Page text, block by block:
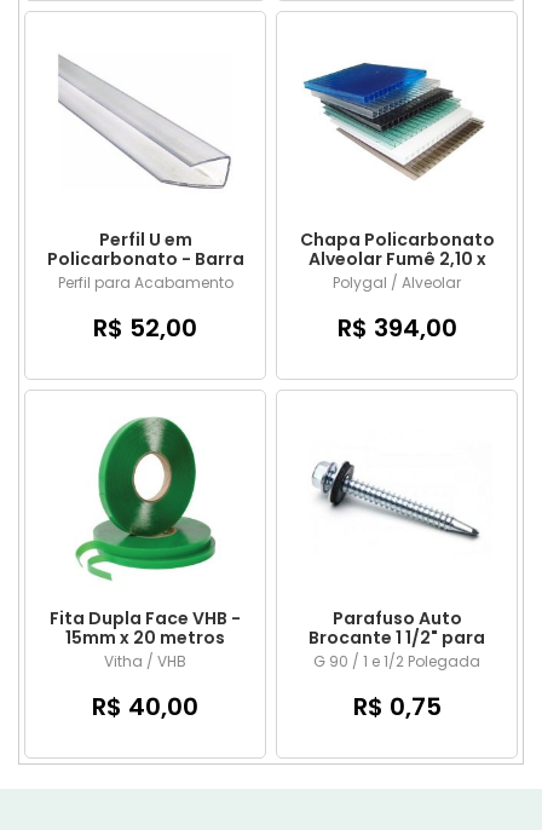
Perfil U em
Policarbonato - Barra
de 6 metros
Perfil para Acabamento
R$ 52,00
Chapa Policarbonato
Alveolar Fumê 2,10 x
6,00 mts x 4mm
Polygal / Alveolar
R$ 394,00
Fita Dupla Face VHB -
15mm x 20 metros
Vitha / VHB
R$ 40,00
Parafuso Auto
Brocante 1 1/2" para
Metal
G 90 / 1 e 1/2 Polegada
R$ 0,75